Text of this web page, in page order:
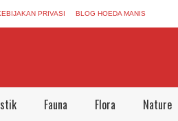
PRIVASI BLOG HOEDA MANIS
Fauna Flora Nature